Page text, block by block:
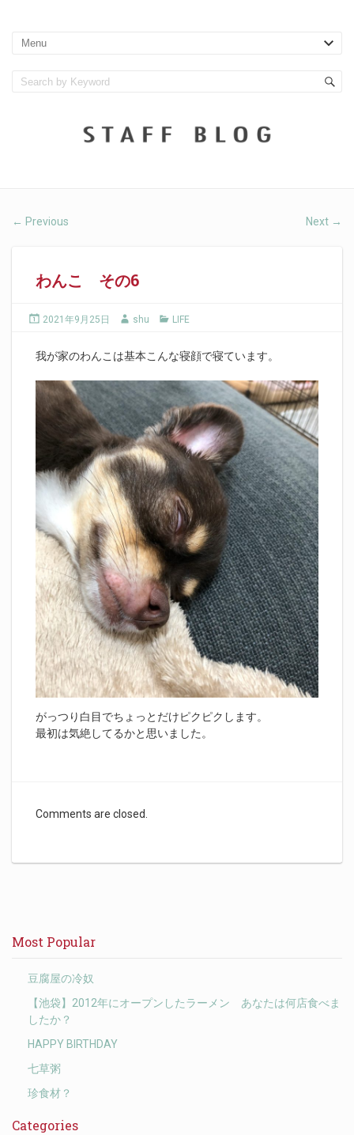
← Previous Next →
わんこ その6
2021年9月25日 shu LIFE
我が家のわんこは基本こんな寝顔で寝ています。
がっつり白目でちょっとだけピクピクします。
最初は気絶してるかと思いました。
Comments are closed.
Most Popular
豆腐屋の冷奴
【池袋】2012年にオープンしたラーメン あなたは何店食べま
したか？
HAPPY BIRTHDAY
七草粥
珍食材？
Categories